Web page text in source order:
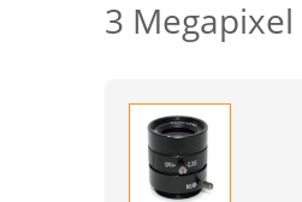
3 Megapixel